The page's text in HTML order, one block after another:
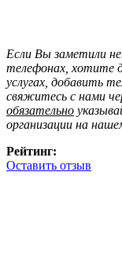
Если Вы заметили
телефонах, хотите
услугах, добавить
свяжитесь с нами
обязательно
организации на
Рейтинг:
Оставить отзыв